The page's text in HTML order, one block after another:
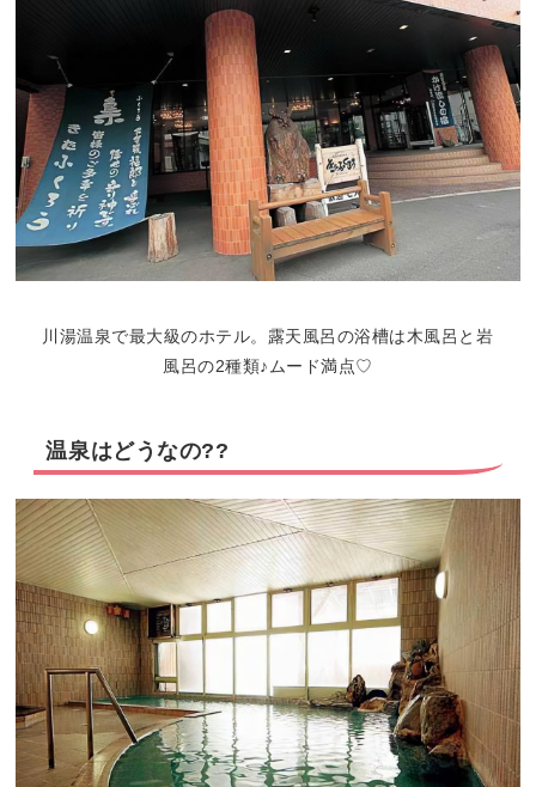
川湯温泉で最大級のホテル。露天風呂の浴槽は木風呂と岩
風呂の2種類♪ムード満点♡
温泉はどうなの??